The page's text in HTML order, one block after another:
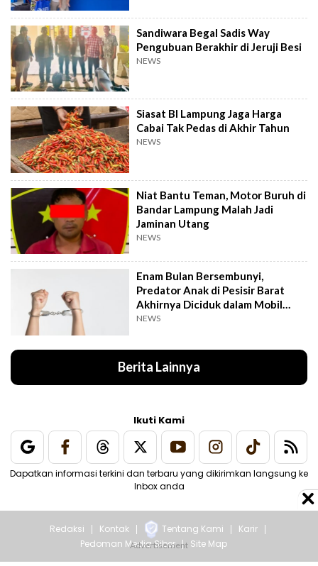
Sandiwara Begal Sadis Way
Pengubuan Berakhir di Jeruji Besi
NEWS
Siasat BI Lampung Jaga Harga
Cabai Tak Pedas di Akhir Tahun
NEWS
Niat Bantu Teman, Motor Buruh di
Bandar Lampung Malah Jadi
Jaminan Utang
NEWS
Enam Bulan Bersembunyi,
Predator Anak di Pesisir Barat
Akhirnya Diciduk dalam Mobil
Travel
NEWS
Berita Lainnya
Ikuti Kami
Dapatkan informasi terkini dan terbaru yang dikirimkan langsung ke
Inbox anda
Redaksi Kontak Tentang Kami
Karir
Pedoman Media Siber
Site Map